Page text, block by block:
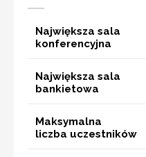
Największa sala
konferencyjna
Największa sala
bankietowa
Maksymalna
liczba uczestników